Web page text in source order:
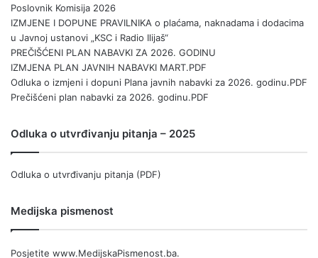
Poslovnik Komisija 2026
IZMJENE I DOPUNE PRAVILNIKA o plaćama, naknadama i dodacima
u Javnoj ustanovi „KSC i Radio Ilijaš“
PREČIŠĆENI PLAN NABAVKI ZA 2026. GODINU
IZMJENA PLAN JAVNIH NABAVKI MART.PDF
Odluka o izmjeni i dopuni Plana javnih nabavki za 2026. godinu.PDF
Prečišćeni plan nabavki za 2026. godinu.PDF
Odluka o utvrđivanju pitanja – 2025
Odluka o utvrđivanju pitanja (PDF)
Medijska pismenost
Posjetite www.MedijskaPismenost.ba.